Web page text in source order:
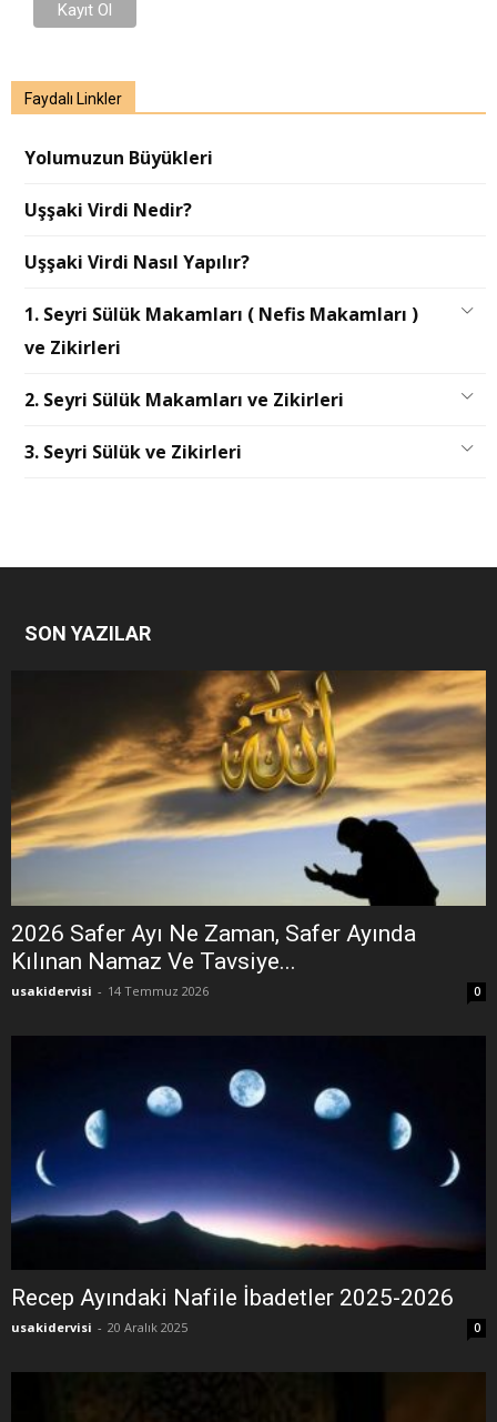
Faydalı Linkler
Yolumuzun Büyükleri
Uşşaki Virdi Nedir?
Uşşaki Virdi Nasıl Yapılır?
1. Seyri Sülük Makamları ( Nefis Makamları )
ve Zikirleri
2. Seyri Sülük Makamları ve Zikirleri
3. Seyri Sülük ve Zikirleri
SON YAZILAR
2026 Safer Ayı Ne Zaman, Safer Ayında
Kılınan Namaz Ve Tavsiye...
usakidervisi - 14 Temmuz 2026 0
Recep Ayındaki Nafile İbadetler 2025-2026
usakidervisi - 20 Aralık 2025 0